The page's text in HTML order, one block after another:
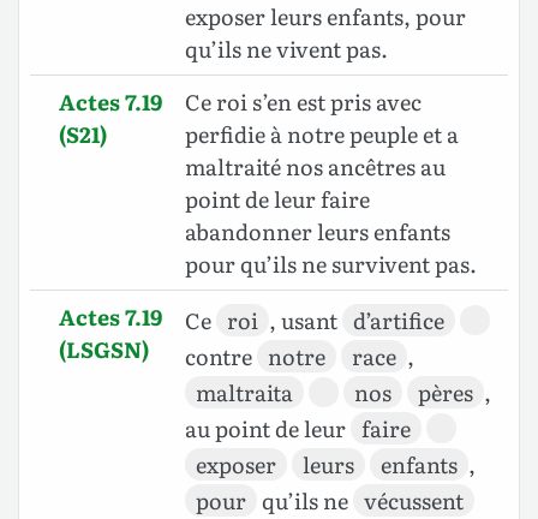
exposer leurs enfants, pour
qu’ils ne vivent pas.
Actes 7.19
(S21)
Ce roi s’en est pris avec
perfidie à notre peuple et a
maltraité nos ancêtres au
point de leur faire
abandonner leurs enfants
pour qu’ils ne survivent pas.
Actes 7.19
(LSGSN)
Ce roi , usant d’artifice
contre notre race ,
maltraita
nos pères ,
au point de leur faire
exposer
leurs enfants ,
pour qu’ils ne vécussent